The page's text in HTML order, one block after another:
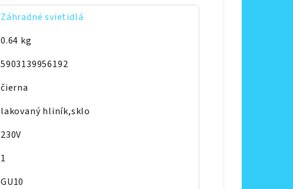
Záhradné svietidlá
0.64 kg
5903139956192
čierna
lakovaný hliník,sklo
230V
1
GU10